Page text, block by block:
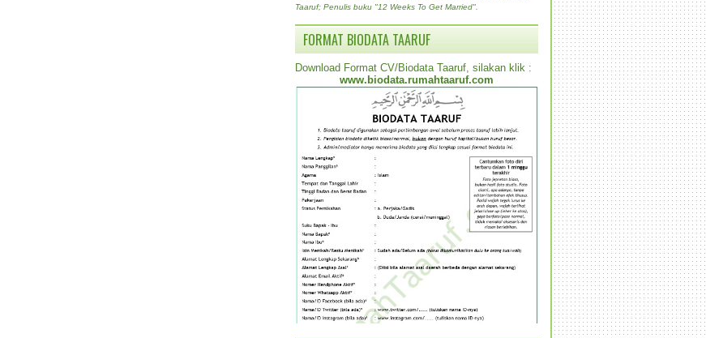
Taaruf; Penulis buku "12 Weeks To Get Married".
FORMAT BIODATA TAARUF
Download Format CV/Biodata Taaruf, silakan klik :
www.biodata.rumahtaaruf.com